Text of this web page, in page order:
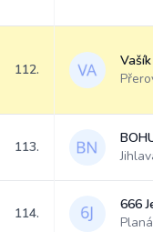
112.
Vašík
113.
114.
666